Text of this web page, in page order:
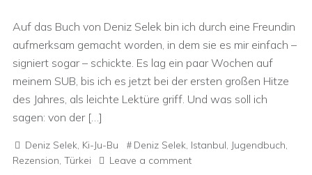
Auf das Buch von Deniz Selek bin ich durch eine Freundin
aufmerksam gemacht worden, in dem sie es mir einfach –
signiert sogar – schickte. Es lag ein paar Wochen auf
meinem SUB, bis ich es jetzt bei der ersten großen Hitze
des Jahres, als leichte Lektüre griff. Und was soll ich
sagen: von der […]
Deniz Selek, Ki-Ju-Bu Deniz Selek, Istanbul, Jugendbuch,
Rezension, Türkei Leave a comment